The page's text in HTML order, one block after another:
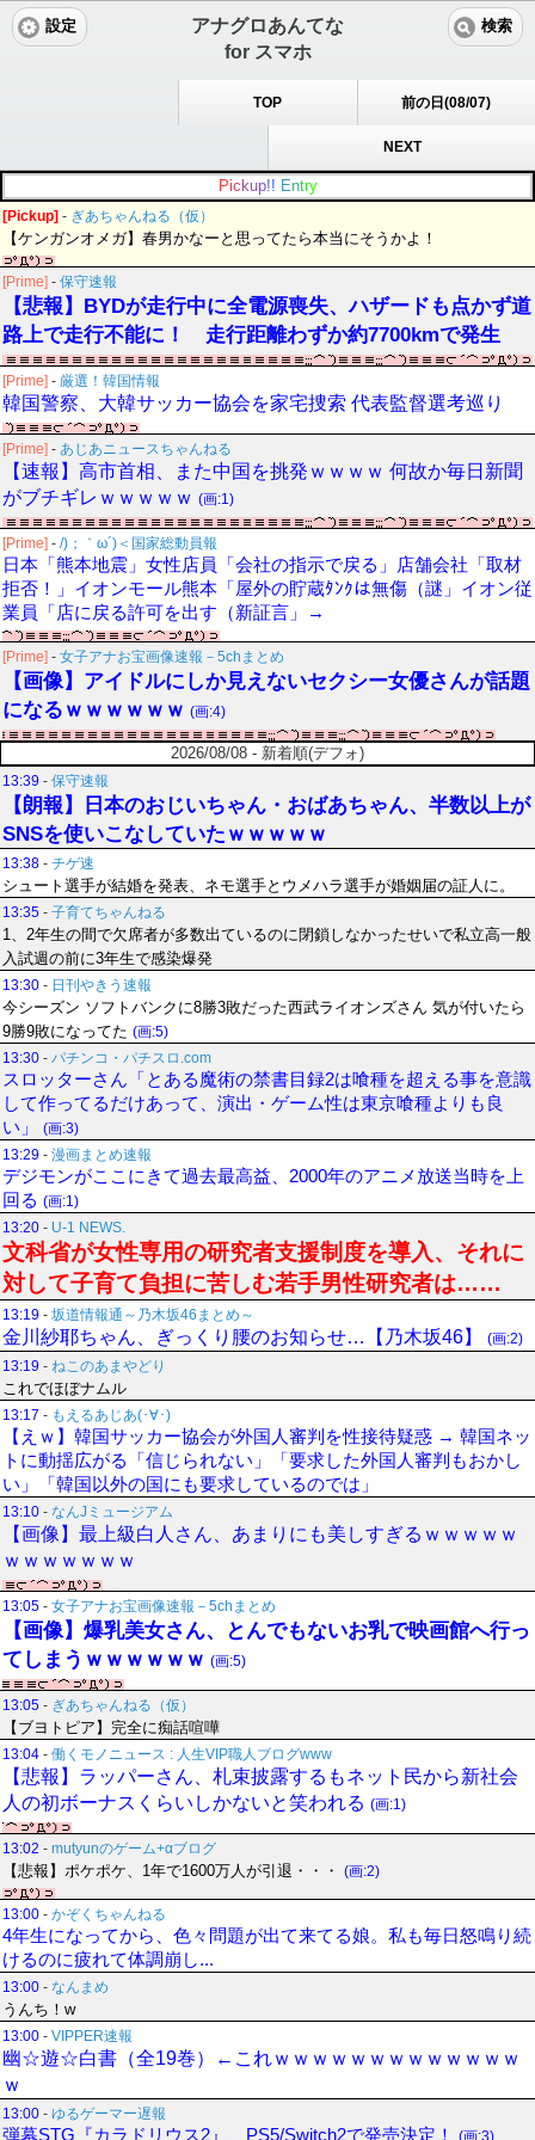
アナグロあんてな
for スマホ
設定 検索
TOP 前の日(08/07)
NEXT
Pic kup!! Entry
[Pickup] - ぎあちゃんねる（仮）
【ケンガンオメガ】春男かなーと思ってたら本当にそうかよ！
[Prime] - 保守速報
【悲報】BYDが走行中に全電源喪失、ハザードも点かず道
路上で走行不能に！ 走行距離わずか約7700kmで発生
[Prime] - 厳選！韓国情報
韓国警察、大韓サッカー協会を家宅捜索 代表監督選考巡り
[Prime] - あじあニュースちゃんねる
【速報】高市首相、また中国を挑発ｗｗｗｗ 何故か毎日新聞
がブチギレｗｗｗｗｗ (画:1)
[Prime] - /)；｀ω´)＜国家総動員報
日本「熊本地震」女性店員「会社の指示で戻る」店舗会社「取材
拒否！」イオンモール熊本「屋外の貯蔵ﾀﾝｸは無傷（謎」イオン従
業員「店に戻る許可を出す（新証言」→
[Prime] - 女子アナお宝画像速報－5chまとめ
【画像】アイドルにしか見えないセクシー女優さんが話題
になるｗｗｗｗｗｗ (画:4)
2026/08/08 - 新着順(デフォ)
13:39 - 保守速報
【朗報】日本のおじいちゃん・おばあちゃん、半数以上が
SNSを使いこなしていたｗｗｗｗｗ
13:38 - チゲ速
シュート選手が結婚を発表、ネモ選手とウメハラ選手が婚姻届の証人に。
13:35 - 子育てちゃんねる
1、2年生の間で欠席者が多数出ているのに閉鎖しなかったせいで私立高一般
入試週の前に3年生で感染爆発
13:30 - 日刊やきう速報
今シーズン ソフトバンクに8勝3敗だった西武ライオンズさん 気が付いたら
9勝9敗になってた (画:5)
13:30 - パチンコ・パチスロ.com
スロッターさん「とある魔術の禁書目録2は喰種を超える事を意識
して作ってるだけあって、演出・ゲーム性は東京喰種よりも良
い」
(画:3)
13:29 - 漫画まとめ速報
デジモンがここにきて過去最高益、2000年のアニメ放送当時を上
回る (画:1)
13:20 - U-1 NEWS.
文科省が女性専用の研究者支援制度を導入、それに
対して子育て負担に苦しむ若手男性研究者は……
13:19 - 坂道情報通～乃木坂46まとめ～
金川紗耶ちゃん、ぎっくり腰のお知らせ…【乃木坂46】
(画:2)
13:19 - ねこのあまやどり
これでほぼナムル
13:17 - もえるあじあ(･∀･)
【えｗ】韓国サッカー協会が外国人審判を性接待疑惑 → 韓国ネッ
トに動揺広がる「信じられない」「要求した外国人審判もおかし
い」「韓国以外の国にも要求しているのでは」
13:10 - なんJミュージアム
【画像】最上級白人さん、あまりにも美しすぎるｗｗｗｗｗ
ｗｗｗｗｗｗｗ
13:05 - 女子アナお宝画像速報－5chまとめ
【画像】爆乳美女さん、とんでもないお乳で映画館へ行っ
てしまうｗｗｗｗｗｗ (画:5)
13:05 - ぎあちゃんねる（仮）
【ブヨトピア】完全に痴話喧嘩
13:04 - 働くモノニュース : 人生VIP職人ブログwww
【悲報】ラッパーさん、札束披露するもネット民から新社会
人の初ボーナスくらいしかないと笑われる (画:1)
13:02 - mutyunのゲーム+αブログ
【悲報】ポケポケ、1年で1600万人が引退・・・ (画:2)
13:00 - かぞくちゃんねる
4年生になってから、色々問題が出て来てる娘。私も毎日怒鳴り続
けるのに疲れて体調崩し...
13:00 - なんまめ
うんち！w
13:00 - VIPPER速報
幽☆遊☆白書（全19巻）←これｗｗｗｗｗｗｗｗｗｗｗｗｗ
ｗ
13:00 - ゆるゲーマー遅報
弾幕STG『カラドリウス2』、PS5/Switch2で発売決定！ (画:3)